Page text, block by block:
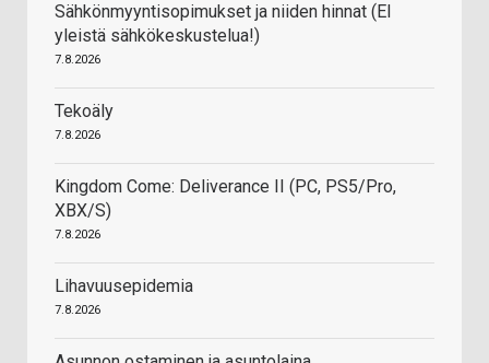
Sähkönmyyntisopimukset ja niiden hinnat (EI
yleistä sähkökeskustelua!)
7.8.2026
Tekoäly
7.8.2026
Kingdom Come: Deliverance II (PC, PS5/Pro,
XBX/S)
7.8.2026
Lihavuusepidemia
7.8.2026